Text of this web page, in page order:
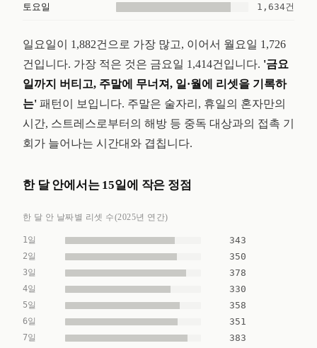
토요일 1,634건
일요일이 1,882건으로 가장 많고, 이어서 월요일 1,726
건입니다. 가장 적은 것은 금요일 1,414건입니다. '금요
일까지 버티고, 주말에 무너져, 일·월에 리셋을 기록하
는' 패턴이 보입니다. 주말은 술자리, 휴일의 혼자만의
시간, 스트레스로부터의 해방 등 중독 대상과의 접촉 기
회가 늘어나는 시간대와 겹칩니다.
한 달 안에서는 15일에 작은 정점
한 달 안 날짜별 리셋 수(2025년 연간)
1일 343
2일 350
3일 378
4일 330
5일 358
6일 351
7일 383